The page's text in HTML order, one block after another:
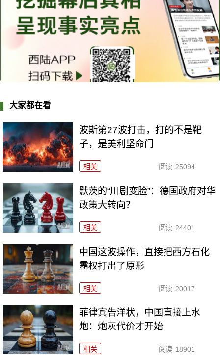
大家都在看
波斯第27波打击，打的不是靶
子，是美利坚命门
相关 阅读 25094
默茨的“川剧变脸”：德国政府对华
政策大转向？
相关 阅读 24401
中国这波操作，直接把西方石化
霸权打出了原形
相关 阅读 20017
菲律宾告洋状，中国直接上水
炮：炮灰代价才开始
相关 阅读 18901